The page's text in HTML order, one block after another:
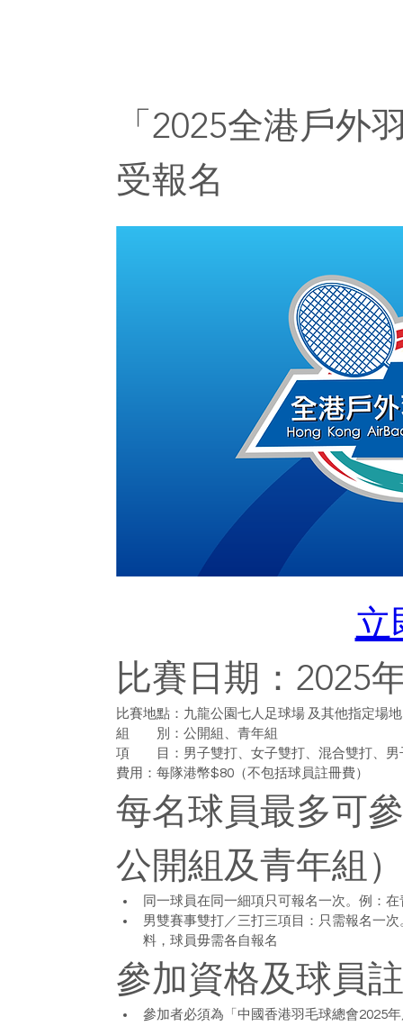
「2025全港戶外
受報名
立
比賽日期：2025
比賽地點：九龍公園七人足球場 及其他指定場地
組　　別：公開組、青年組
項　　目：男子雙打、女子雙打、混合雙打、
費用：每隊港幣$80（不包括球員註冊費）
每名球員最多可
公開組及青年組）
同一球員在同一細項只可報名一次。例：
男雙賽事雙打／三打三項目：只需報名一
料，球員毋需各自報名
參加資格及球員
參加者必須為「中國香港羽毛球總會2025